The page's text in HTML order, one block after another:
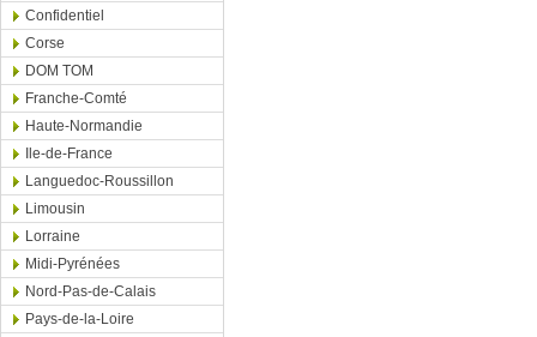
Confidentiel
Corse
DOM TOM
Franche-Comté
Haute-Normandie
Ile-de-France
Languedoc-Roussillon
Limousin
Lorraine
Midi-Pyrénées
Nord-Pas-de-Calais
Pays-de-la-Loire